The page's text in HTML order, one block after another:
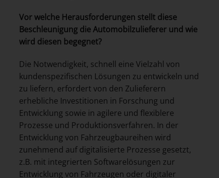
Vor welche Herausforderungen stellt diese
Beschleunigung die Automobilzulieferer und wie
wird diesen begegnet?
Die Notwendigkeit, schnell eine Vielzahl von
kundenspezifischen Lösungen zu entwickeln und
zu liefern, erfordert von den Zulieferern
erhebliche Investitionen in Forschung und
Entwicklung sowie in agilere und flexiblere
Prozesse und Produktionsverfahren. In der
Entwicklung von Fahrzeugbaureihen wird
zunehmend auf digitalisierte Prozesse gesetzt,
z.B. mit integrierten Softwarelösungen zur
Entwicklung von Fahrzeugen oder digitaler